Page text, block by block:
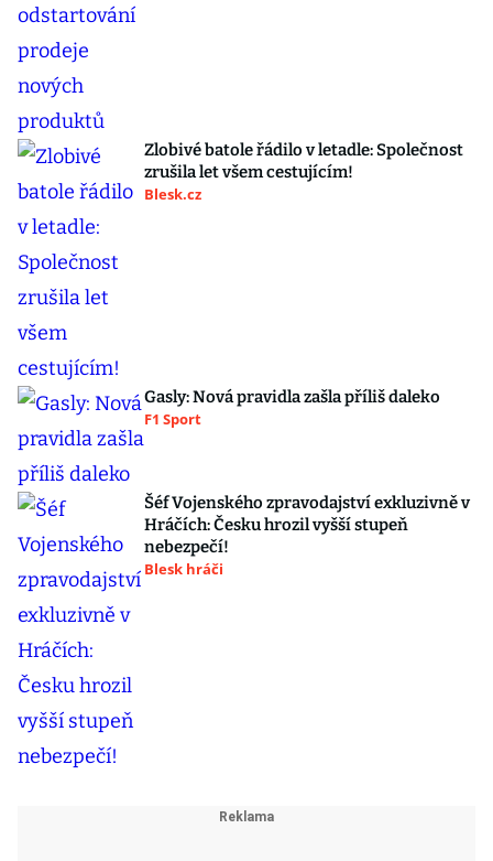
Zlobivé batole řádilo v letadle: Společnost
zrušila let všem cestujícím!
Blesk.cz
Gasly: Nová pravidla zašla příliš daleko
F1 Sport
Šéf Vojenského zpravodajství exkluzivně v
Hráčích: Česku hrozil vyšší stupeň
nebezpečí!
Blesk hráči